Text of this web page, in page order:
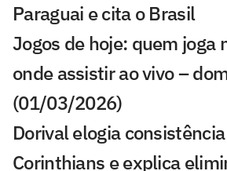
Paraguai e cita o Brasil
Jogos de hoje: quem joga
onde assistir ao vivo –
(01/03/2026)
Dorival elogia
Corinthians e explica